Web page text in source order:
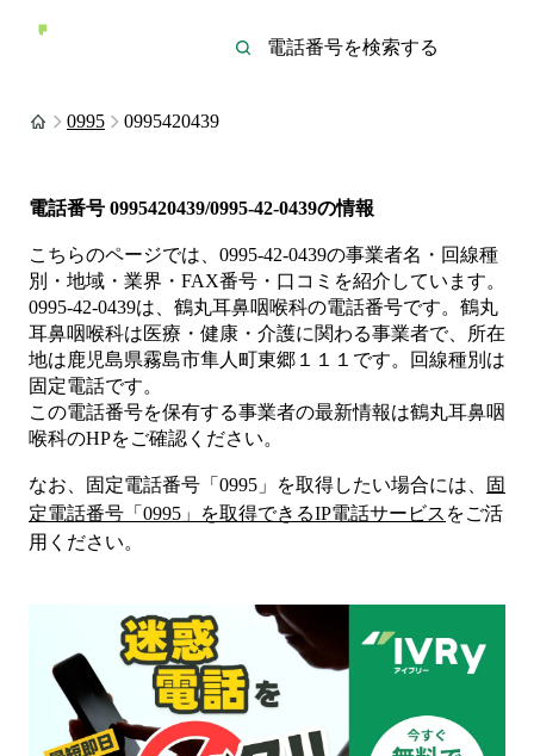
0995 0995420439
電話番号 0995420439/0995-42-0439の情報
こちらのページでは、 0995-42-0439の事業者名・回線種
別・地域・業界・FAX番号・口コミを紹介しています。
0995-42-0439は、 鶴丸耳鼻咽喉科の電話番号です。 鶴丸
耳鼻咽喉科は医療・健康・介護に関わる事業者で、所在
地は鹿児島県霧島市隼人町東郷１１１ です。
回線種別は
固定電話です。
この電話番号を保有する事業者の最新情報は鶴丸耳鼻咽
喉科のHPをご確認ください。
なお、固定電話番号「 0995 」を取得したい場合には、
固
定電話番号「 0995 」を取得できるIP電話サービス をご活
用ください。